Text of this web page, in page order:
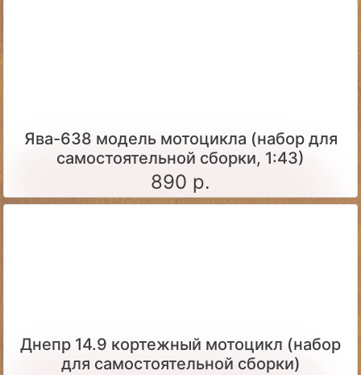
Ява-638 модель мотоцикла (набор для
самостоятельной сборки, 1:43)
890 р.
Днепр 14.9 кортежный мотоцикл (набор
для самостоятельной сборки)